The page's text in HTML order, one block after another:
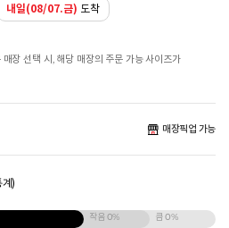
내일(08/07.금) 도착
매장 선택 시, 해당 매장의 주문 가능 사이즈가
매장픽업 가능
)
작음0% 큼0%